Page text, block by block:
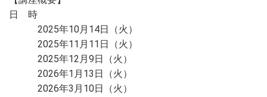
日 時
2025年10月14日（火）
2025年11月11日（火）
2025年12月9日（火）
2026年1月13日（火）
2026年3月10日（火）